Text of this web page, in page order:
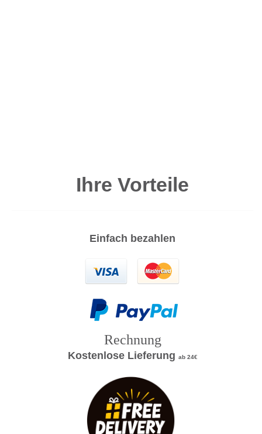
Ihre Vorteile
Einfach bezahlen
Rechnung
Kostenlose Lieferung ab 24€